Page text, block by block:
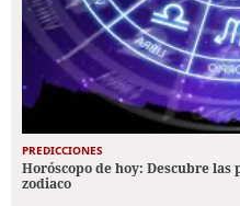
PREDICCIONES
Horóscopo de hoy: Descubre
zodiaco